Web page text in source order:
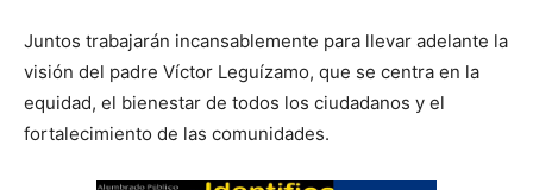
Juntos trabajarán incansablemente para llevar adelante la
visión del padre Víctor Leguízamo, que se centra en la
equidad, el bienestar de todos los ciudadanos y el
fortalecimiento de las comunidades.